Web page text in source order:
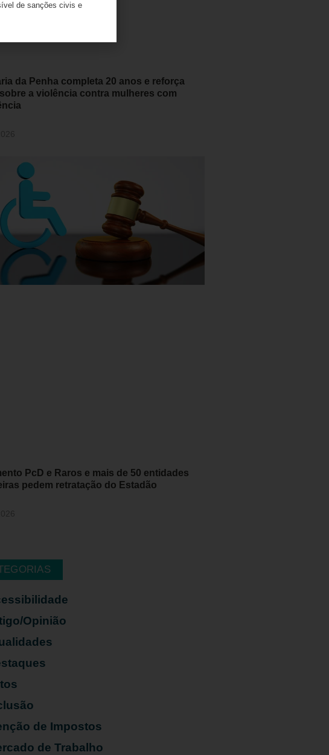
da Penha completa 20 anos e reforça
a violência contra mulheres com
PcD e Raros e mais de 50 entidades
pedem retratação do Estadão
Opinião
de Impostos
de Trabalho
de sanções civis e